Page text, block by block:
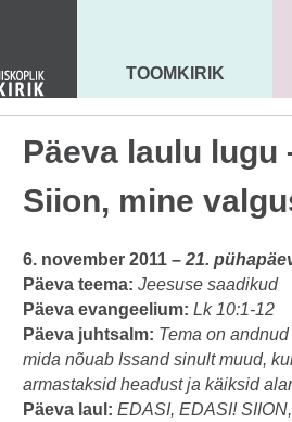
MAARJA KIRIK
TOOMKIRIK
Päeva laulu lugu
Siion, mine
6. november 2011 – 21.
Päeva teema: Jeesuse saadikud
Päeva evangeelium: Lk 10:1-12
Päeva juhtsalm: Tema on
mida nõuab Issand sinult muud,
armastaksid headust ja käiksid
Päeva laul: EDASI, EDASI!